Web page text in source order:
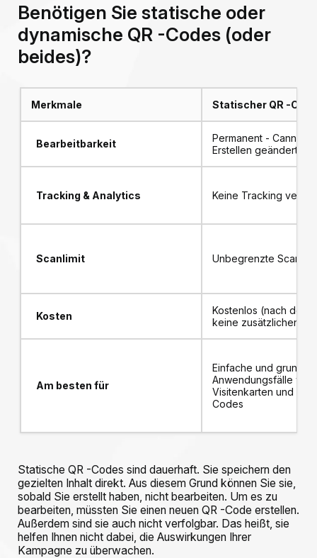
Benötigen Sie statische oder
dynamische QR -Codes (oder
beides)?
Merkmale Statischer QR -Code
Bearbeitbarkeit
Permanent - Cannots
Erstellen geändert
Tracking & Analytics Keine Tracking
Scanlimit Unbegrenzte Scans
Kosten
Kostenlos (nach dem
keine zusätzlichen
Am besten für
Einfache und
Anwendungsfälle wie
Visitenkarten und
Codes
Statische QR -Codes sind dauerhaft. Sie speichern den
gezielten Inhalt direkt. Aus diesem Grund können Sie sie,
sobald Sie erstellt haben, nicht bearbeiten. Um es zu
bearbeiten, müssten Sie einen neuen QR -Code erstellen.
Außerdem sind sie auch nicht verfolgbar. Das heißt, sie
helfen Ihnen nicht dabei, die Auswirkungen Ihrer
Kampagne zu überwachen.